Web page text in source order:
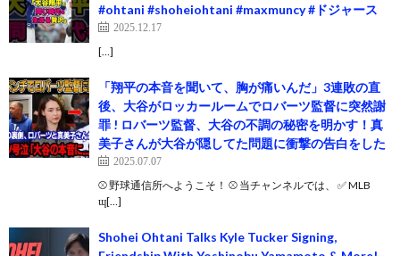
#ohtani #shoheiohtani #maxmuncy #ドジャース
2025.12.17
[…]
「翔平の本音を聞いて、胸が痛いんだ」3連敗の直
後、大谷がロッカールームでロバーツ監督に突然謝
罪 ! ロバーツ監督、大谷の不調の秘密を明かす！真
美子さんが大谷が隠してた問題に衝撃の告白をした
2025.07.07
⚾️ 野球通信所へようこそ！ ⚾️ 当チャンネルでは、 ✅ MLB
ɰ[…]
Shohei Ohtani Talks Kyle Tucker Signing,